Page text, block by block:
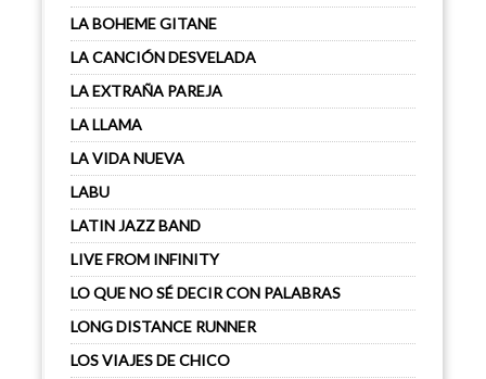
LA BOHEME GITANE
LA CANCIÓN DESVELADA
LA EXTRAÑA PAREJA
LA LLAMA
LA VIDA NUEVA
LABU
LATIN JAZZ BAND
LIVE FROM INFINITY
LO QUE NO SÉ DECIR CON PALABRAS
LONG DISTANCE RUNNER
LOS VIAJES DE CHICO